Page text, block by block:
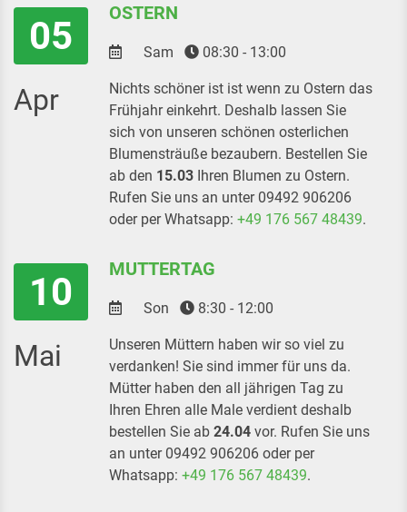
05
Apr
OSTERN
Sam 08:30 - 13:00
Nichts schöner ist ist wenn zu Ostern das
Frühjahr einkehrt. Deshalb lassen Sie
sich von unseren schönen osterlichen
Blumensträuße bezaubern. Bestellen Sie
ab den 15.03 Ihren Blumen zu Ostern.
Rufen Sie uns an unter 09492 906206
oder per Whatsapp: +49 176 567 48439.
10
Mai
MUTTERTAG
Son 8:30 - 12:00
Unseren Müttern haben wir so viel zu
verdanken! Sie sind immer für uns da.
Mütter haben den all jährigen Tag zu
Ihren Ehren alle Male verdient deshalb
bestellen Sie ab 24.04 vor. Rufen Sie uns
an unter 09492 906206 oder per
Whatsapp: +49 176 567 48439.